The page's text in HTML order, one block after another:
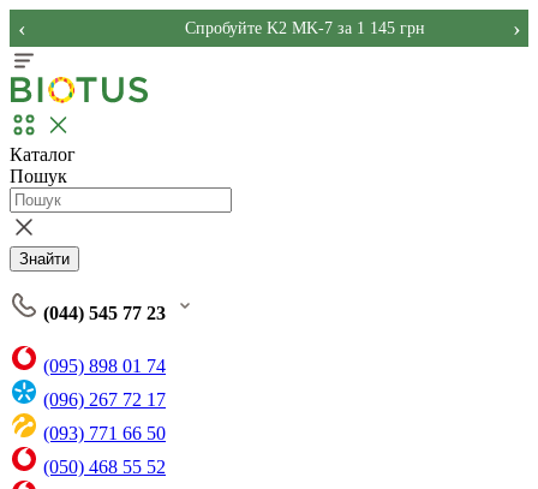
Спробуйте K2 MK-7 за 1 145 грн
‹ ›
Каталог
Пошук
Знайти
(044) 545 77 23
(095) 898 01 74
(096) 267 72 17
(093) 771 66 50
(050) 468 55 52